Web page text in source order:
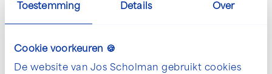
Toestemming Details Over
Cookie voorkeuren 🍪
De website van Jos Scholman gebruikt cookies
is een kans dat er onvoorziene omstandigheden tijdens
een calamiteit voor die snel opgelost moet worden.
Dat vergt aanpassingsvermogen, snel schakelen en een